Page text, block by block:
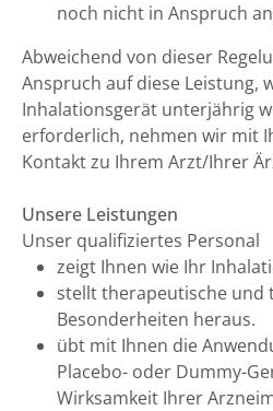
noch nicht in Anspruch
Abweichend von dieser
Anspruch auf diese Leistung,
Inhalationsgerät unterjährig
erforderlich, nehmen wir mit
Kontakt zu Ihrem Arzt/Ihrer
Unsere Leistungen
Unser qualifiziertes Personal
zeigt Ihnen wie Ihr
stellt therapeutische und
Besonderheiten heraus.
übt mit Ihnen die
Placebo- oder Dummy-
Wirksamkeit Ihrer